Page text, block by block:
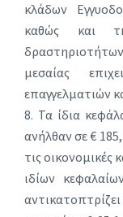
κλάδων
καθώς και
μεσαίας
επαγγελματιών
8. Τα ίδια
ανήλθαν σε €
τις
ιδίων